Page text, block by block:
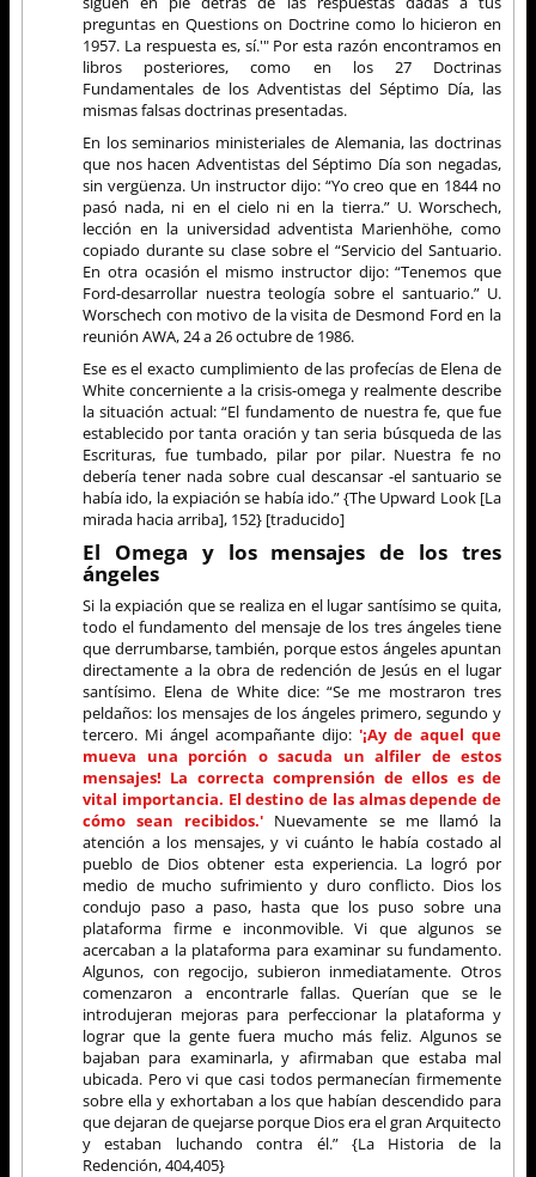
preguntas en Questions on Doctrine como lo hicieron en
1957. La respuesta es, sí.'" Por esta razón encontramos en
libros posteriores, como en los 27 Doctrinas
Fundamentales de los Adventistas del Séptimo Día, las
mismas falsas doctrinas presentadas.
En los seminarios ministeriales de Alemania, las doctrinas
que nos hacen Adventistas del Séptimo Día son negadas,
sin vergüenza. Un instructor dijo: “Yo creo que en 1844 no
pasó nada, ni en el cielo ni en la tierra.” U. Worschech,
lección en la universidad adventista Marienhöhe, como
copiado durante su clase sobre el “Servicio del Santuario.
En otra ocasión el mismo instructor dijo: “Tenemos que
Ford-desarrollar nuestra teología sobre el santuario.” U.
Worschech con motivo de la visita de Desmond Ford en la
reunión AWA, 24 a 26 octubre de 1986.
Ese es el exacto cumplimiento de las profecías de Elena de
White concerniente a la crisis-omega y realmente describe
la situación actual: “El fundamento de nuestra fe, que fue
establecido por tanta oración y tan seria búsqueda de las
Escrituras, fue tumbado, pilar por pilar. Nuestra fe no
debería tener nada sobre cual descansar -el santuario se
había ido, la expiación se había ido.” {The Upward Look [La
mirada hacia arriba], 152} [traducido]
El Omega y los mensajes de los tres
ángeles
Si la expiación que se realiza en el lugar santísimo se quita,
todo el fundamento del mensaje de los tres ángeles tiene
que derrumbarse, también, porque estos ángeles apuntan
directamente a la obra de redención de Jesús en el lugar
santísimo. Elena de White dice: “Se me mostraron tres
peldaños: los mensajes de los ángeles primero, segundo y
tercero. Mi ángel acompañante dijo: '¡Ay de aquel que
mueva una porción o sacuda un alfiler de estos
mensajes! La correcta comprensión de ellos es de
vital importancia. El destino de las almas depende de
cómo sean recibidos.' Nuevamente se me llamó la
atención a los mensajes, y vi cuánto le había costado al
pueblo de Dios obtener esta experiencia. La logró por
medio de mucho sufrimiento y duro conflicto. Dios los
condujo paso a paso, hasta que los puso sobre una
plataforma firme e inconmovible. Vi que algunos se
acercaban a la plataforma para examinar su fundamento.
Algunos, con regocijo, subieron inmediatamente. Otros
comenzaron a encontrarle fallas. Querían que se le
introdujeran mejoras para perfeccionar la plataforma y
lograr que la gente fuera mucho más feliz. Algunos se
bajaban para examinarla, y afirmaban que estaba mal
ubicada. Pero vi que casi todos permanecían firmemente
sobre ella y exhortaban a los que habían descendido para
que dejaran de quejarse porque Dios era el gran Arquitecto
y estaban luchando contra él.” {La Historia de la
Redención, 404,405}